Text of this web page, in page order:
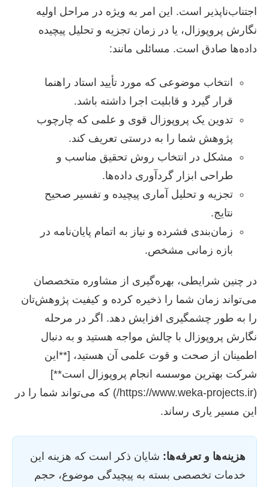
اجتناب‌ناپذیر است. این امر به ویژه در مراحل اولیه
نگارش پروپوزال، یا در زمان تجزیه و تحلیل پیچیده
داده‌ها صادق است. مسائلی مانند:
انتخاب موضوعی که مورد تأیید استاد راهنما
قرار گیرد و قابلیت اجرا داشته باشد.
تدوین یک پروپوزال قوی و علمی که چارچوب
پژوهش شما را به درستی تعریف کند.
مشکل در انتخاب روش تحقیق مناسب و
طراحی ابزار گردآوری داده‌ها.
تجزیه و تحلیل آماری پیچیده و تفسیر صحیح
نتایج.
زمان‌بندی فشرده و نیاز به اتمام پایان‌نامه در
بازه زمانی مشخص.
در چنین شرایطی، بهره‌گیری از مشاوره متخصصان
می‌تواند زمان شما را ذخیره کرده و کیفیت پژوهش‌تان
را به طور چشمگیری افزایش دهد. اگر در مرحله
نگارش پروپوزال با چالش مواجه هستید و به دنبال
اطمینان از صحت و قوت علمی آن هستید، [**این
شرکت بهترین موسسه انجام پروپوزال است**]
(https://www.weka-projects.ir/) که می‌تواند شما را در
این مسیر یاری رساند.
هزینه‌ها و تعرفه‌ها: شایان ذکر است که هزینه این
خدمات تخصصی بسته به پیچیدگی موضوع، حجم